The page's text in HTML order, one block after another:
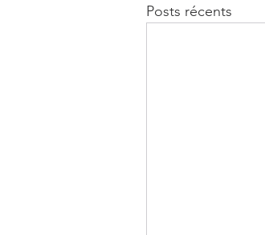
Posts récents